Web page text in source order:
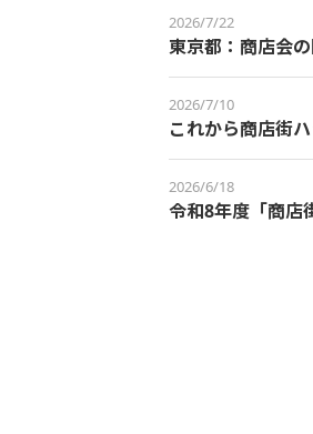
2026/7/22
東京都：商店会
2026/7/10
これから商店街
2026/6/18
令和8年度「商店